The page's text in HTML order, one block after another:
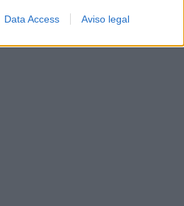
Data Access Aviso legal